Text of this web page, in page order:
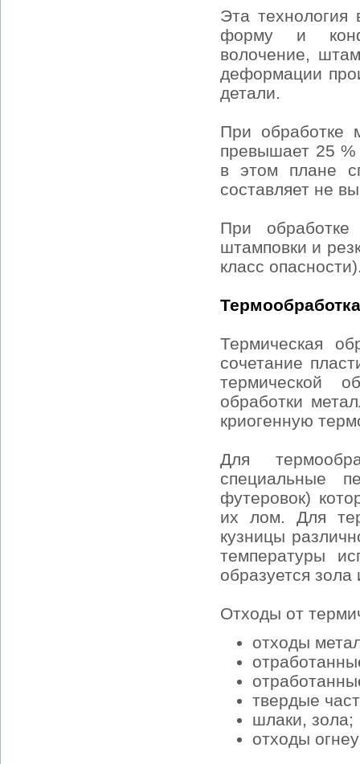
Эта
форму и
волочение,
деформации
детали.
При обработке
превышает 25
в этом плане
составляет не
При
штамповки и
класс
Термическая
сочетание
термической
обработки
криогенную
Для
специальные
футеровок)
их лом. Для
кузницы
температуры
образуется
Отходы от
отходы
твердые
шлаки, зола;
отходы